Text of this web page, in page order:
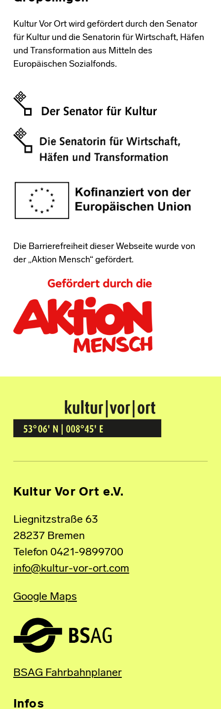
Kultur Vor Ort wird gefördert durch den Senator
für Kultur und die Senatorin für Wirtschaft, Häfen
und Transformation aus Mitteln des
Europäischen Sozialfonds.
Die Barrierefreiheit dieser Webseite wurde von
der „Aktion Mensch“ gefördert.
Kultur Vor Ort
BREMEN GRÖPELINGEN
Kultur Vor Ort e.V.
Liegnitzstraße 63
28237 Bremen
Telefon 0421-9899700
info@kultur-vor-ort.com
Google Maps
BSAG Fahrbahnplaner
Infos